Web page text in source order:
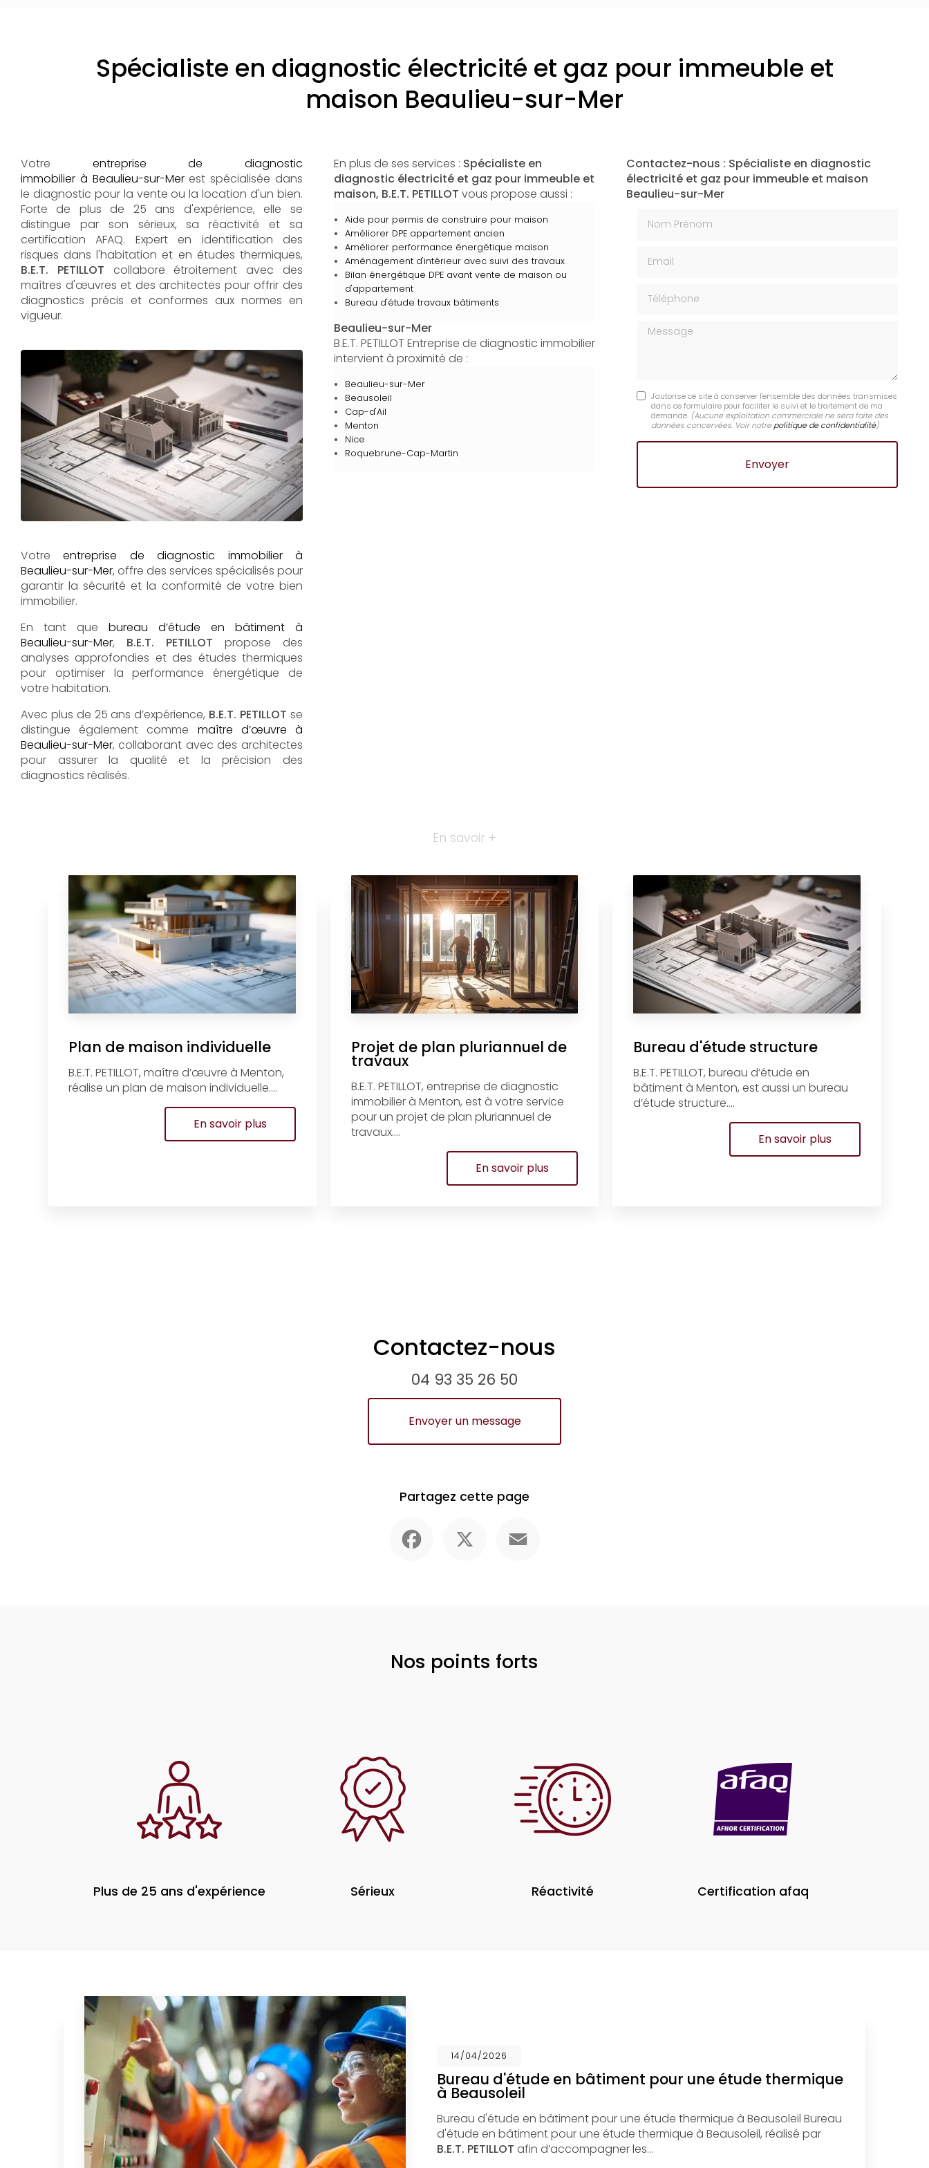
Spécialiste en diagnostic électricité et gaz pour immeuble et
maison Beaulieu-sur-Mer
Votre entreprise de diagnostic
immobilier à Beaulieu-sur-Merest spécialisée dans
le diagnostic pour la vente ou la location d'un bien.
Forte de plus de 25 ans d'expérience, elle se
distingue par son sérieux, sa réactivité et sa
certification AFAQ. Expert en identification des
risques dans l'habitation et en études thermiques,
B.E.T. PETILLOT collabore étroitement avec des
maîtres d'œuvres et des architectes pour offrir des
diagnostics précis et conformes aux normes en
vigueur.
Votreentreprise de diagnostic immobilier à
Beaulieu-sur-Mer, offre des services spécialisés pour
garantir la sécurité et la conformité de votre bien
immobilier.
En tant que bureau d’étude en bâtiment à
Beaulieu-sur-Mer, B.E.T. PETILLOT propose des
analyses approfondies et des études thermiques
pour optimiser la performance énergétique de
votre habitation.
Avec plus de 25 ans d’expérience, B.E.T. PETILLOT se
distingue également comme maître d’œuvre à
Beaulieu-sur-Mer, collaborant avec des architectes
pour assurer la qualité et la précision des
diagnostics réalisés.
En plus de ses services : Spécialiste en
diagnostic électricité et gaz pour immeuble et
maison, B.E.T. PETILLOT vous propose aussi :
Aide pour permis de construire pour maison
Améliorer DPE appartement ancien
Améliorer performance énergétique maison
Aménagement d'intérieur avec suivi des travaux
Bilan énergétique DPE avant vente de maison ou
d'appartement
Bureau d'étude travaux bâtiments
Beaulieu-sur-Mer
B.E.T. PETILLOT Entreprise de diagnostic immobilier
intervient à proximité de :
Beaulieu-sur-Mer
Beausoleil
Cap-d'Ail
Menton
Nice
Roquebrune-Cap-Martin
Contactez-nous : Spécialiste en diagnostic
électricité et gaz pour immeuble et maison
Beaulieu-sur-Mer
Message
J'autorise ce site à conserver l'ensemble des données transmises
dans ce formulaire pour faciliter le suivi et le traitement de ma
demande. (Aucune exploitation commerciale ne sera faite des
données concervées. Voir notre politique de confidentialité)
En savoir +
Plan de maison individuelle
B.E.T. PETILLOT, maître d’œuvre à Menton,
réalise un plan de maison individuelle....
En savoir plus
Projet de plan pluriannuel de
travaux
B.E.T. PETILLOT, entreprise de diagnostic
immobilier à Menton, est à votre service
pour un projet de plan pluriannuel de
travaux....
En savoir plus
Bureau d'étude structure
B.E.T. PETILLOT, bureau d’étude en
bâtiment à Menton, est aussi un bureau
d’étude structure....
En savoir plus
Contactez-nous
04 93 35 26 50
Envoyer un message
Partagez cette page
Nos points forts
Plus de 25 ans d'expérience Sérieux Réactivité Certification afaq
14/04/2026
Bureau d'étude en bâtiment pour une étude thermique
à Beausoleil
Bureau d'étude en bâtiment pour une étude thermique à Beausoleil Bureau
d'étude en bâtiment pour une étude thermique à Beausoleil, réalisé par
B.E.T. PETILLOT afin d’accompagner les…